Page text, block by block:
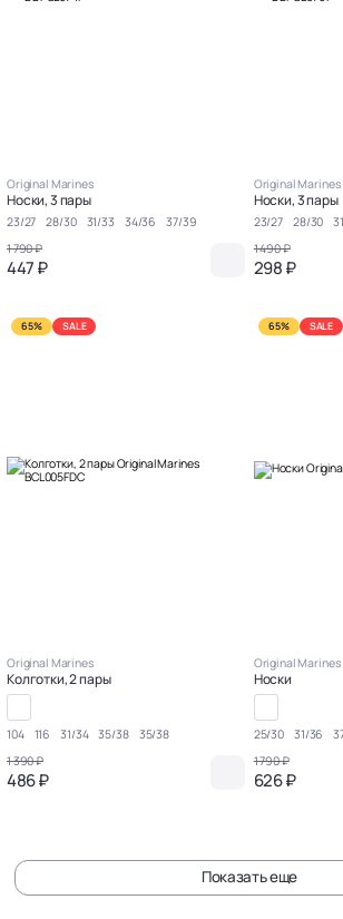
Original Marines
Носки, 3 пары
23/27 28/30 31/33 34/36
37/39
1 790 ₽
447 ₽
Original Marines
Носки, 3 пары
23/27 28/30
1 490 ₽
298 ₽
65% SALE
Original Marines
Колготки, 2 пары
104 116 31/34 35/38
35/38
1 390 ₽
486 ₽
65% SALE
Original Marines
Носки
25/30 31/36
1 790 ₽
626 ₽
Показать еще